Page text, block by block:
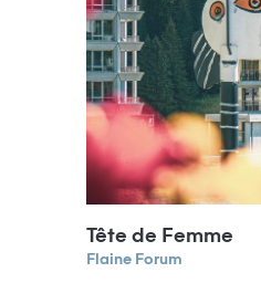
Tête de Femme
Flaine Forum